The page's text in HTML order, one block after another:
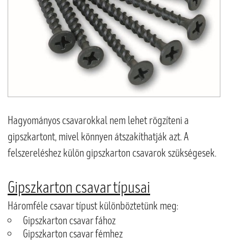
Hagyományos csavarokkal nem lehet rögzíteni a
gipszkartont, mivel könnyen átszakíthatják azt. A
felszereléshez külön gipszkarton csavarok szükségesek.
Gipszkarton csavar típusai
Háromféle csavar típust különböztetünk meg:
Gipszkarton csavar fához
Gipszkarton csavar fémhez